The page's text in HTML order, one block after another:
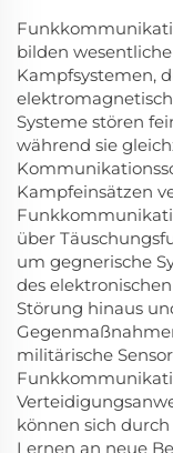
bilden
Kampfsystemen,
Systeme stören
während sie
Kampfeinsätzen
über
um gegnerische
des
Störung hinaus
militärische
können sich
Lernen an neue